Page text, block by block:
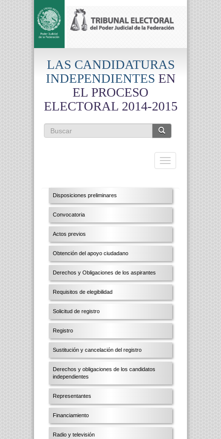
LAS CANDIDATURAS
INDEPENDIENTES EN
EL PROCESO
ELECTORAL 2014-2015
Formulario de búsqueda
Toggle
navigation
Disposiciones preliminares
Convocatoria
Actos previos
Obtención del apoyo ciudadano
Derechos y Obligaciones de los aspirantes
Requisitos de elegibilidad
Solicitud de registro
Registro
Sustitución y cancelación del registro
Derechos y obligaciones de los candidatos
independientes
Representantes
Financiamiento
Radio y televisión